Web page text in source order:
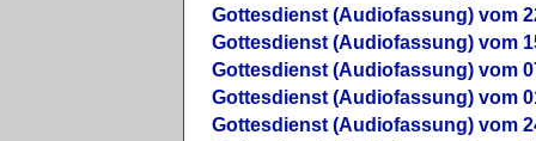
Gottesdienst (Audiofassung) vom
Gottesdienst (Audiofassung) vom
Gottesdienst (Audiofassung) vom
Gottesdienst (Audiofassung) vom
Gottesdienst (Audiofassung) vom